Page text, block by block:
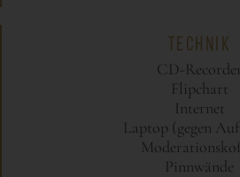
TECHNIK
CD-
Flipchart
Internet
Laptop (gegen
Pinnwände